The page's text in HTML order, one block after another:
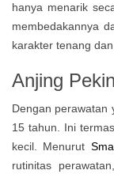
hanya menarik
membedakannya
karakter tenang
Anjing
Dengan perawatan
15 tahun. Ini
kecil. Menurut
rutinitas